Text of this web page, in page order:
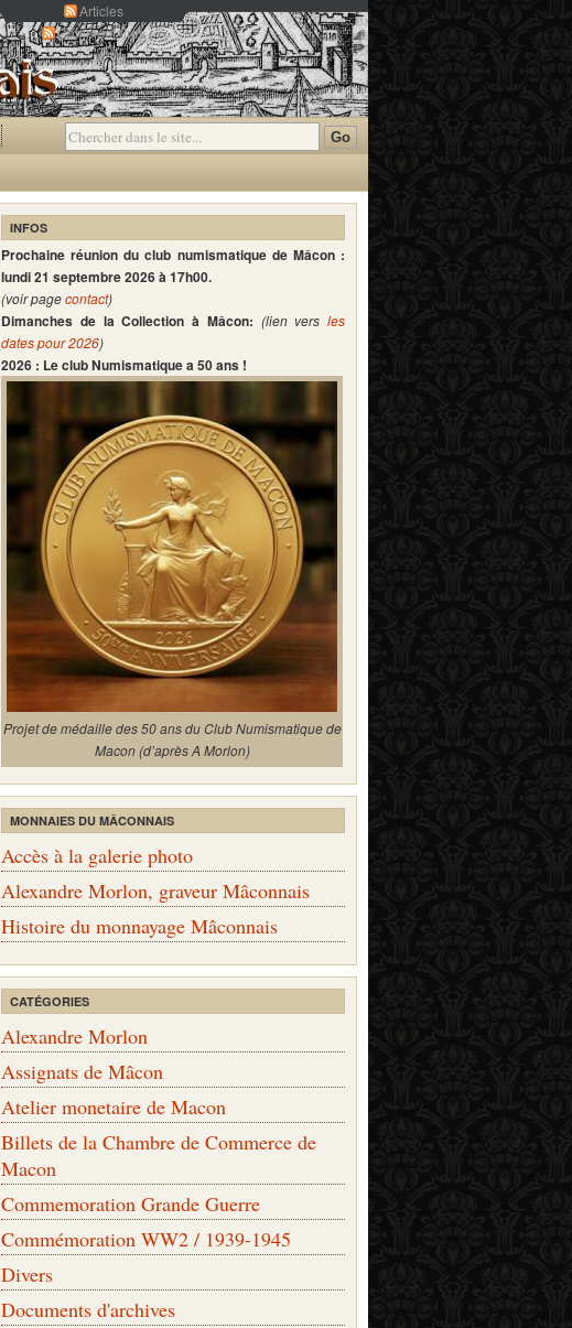
Articles
Commentaires
INFOS
Prochaine réunion du club numismatique de Mâcon :
lundi 21 septembre 2026 à 17h00.
(voir pagecontact)
Dimanches de la Collection à Mâcon: (lien vers les
dates pour 2026)
2026 : Le club Numismatique a 50 ans !
Projet de médaille des 50 ans du Club Numismatique de
Macon (d’après A Morlon)
MONNAIES DU MÂCONNAIS
Accès à la galerie photo
Alexandre Morlon, graveur Mâconnais
Histoire du monnayage Mâconnais
CATÉGORIES
Alexandre Morlon
Assignats de Mâcon
Atelier monetaire de Macon
Billets de la Chambre de Commerce de
Macon
Commemoration Grande Guerre
Commémoration WW2 / 1939-1945
Divers
Documents d'archives